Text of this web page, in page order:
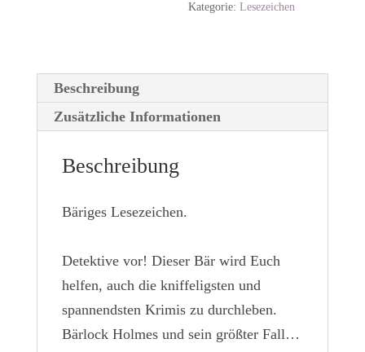
Kategorie:Lesezeichen
Beschreibung
Zusätzliche Informationen
Beschreibung
Bäriges Lesezeichen.
Detektive vor! Dieser Bär wird Euch
helfen, auch die kniffeligsten und
spannendsten Krimis zu durchleben.
Bärlock Holmes und sein größter Fall…